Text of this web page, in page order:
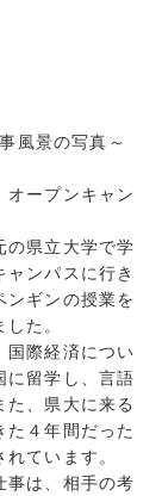
景の写真～
ープンキャン
県立大学で学
ンパスに行き
ンギンの授業を
た。
際経済につい
に留学し、言語
、県大に来る
４年間だった
ています。
は、相手の考